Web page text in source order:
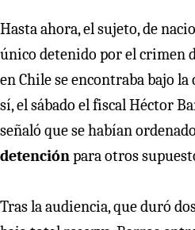
Hasta ahora, el sujeto, de
único detenido por el crimen
en Chile se encontraba bajo la
sí, el sábado el fiscal Héctor
señaló que se habían
detenciónpara otros
Tras la audiencia, que duró